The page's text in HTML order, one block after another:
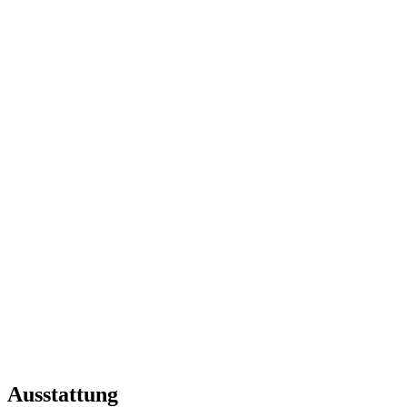
Ausstattung